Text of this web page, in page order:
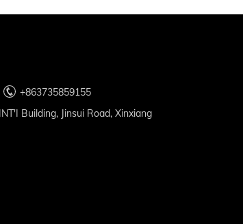
+863735859155
Building, Jinsui Road, Xinxiang